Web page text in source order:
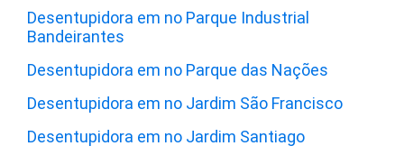
Desentupidora em no Parque Industrial
Bandeirantes
Desentupidora em no Parque das Nações
Desentupidora em no Jardim São Francisco
Desentupidora em no Jardim Santiago